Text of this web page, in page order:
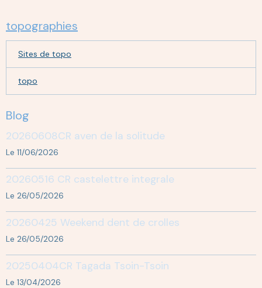
topographies
Sites de topo
topo
Blog
20260608CR aven de la solitude
Le 11/06/2026
20260516 CR castelettre integrale
Le 26/05/2026
20260425 Weekend dent de crolles
Le 26/05/2026
20250404CR Tagada Tsoin-Tsoin
Le 13/04/2026